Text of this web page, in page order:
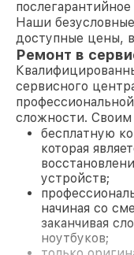
Наши
доступные цены,
Ремонт в
сервисного
сложности.
бесплатную
которая
устройств;
начиная со
заканчивая
ноутбуков;